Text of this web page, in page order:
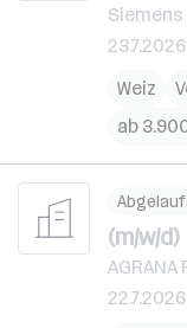
23.7.2026
Weiz
ab
(m/w/d)
22.7.2026